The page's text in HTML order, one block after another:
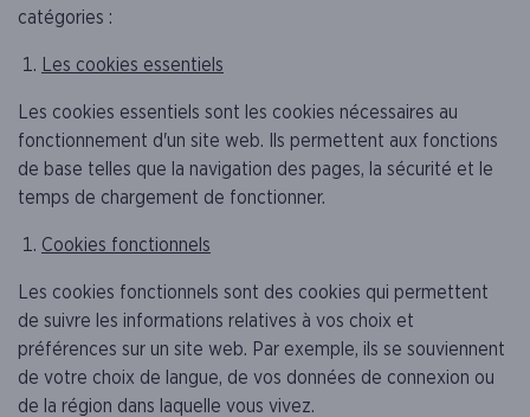
catégories :
Les cookies essentiels
Les cookies essentiels sont les cookies nécessaires au
fonctionnement d'un site web. Ils permettent aux fonctions
de base telles que la navigation des pages, la sécurité et le
temps de chargement de fonctionner.
Cookies fonctionnels
Les cookies fonctionnels sont des cookies qui permettent
de suivre les informations relatives à vos choix et
préférences sur un site web. Par exemple, ils se souviennent
de votre choix de langue, de vos données de connexion ou
de la région dans laquelle vous vivez.